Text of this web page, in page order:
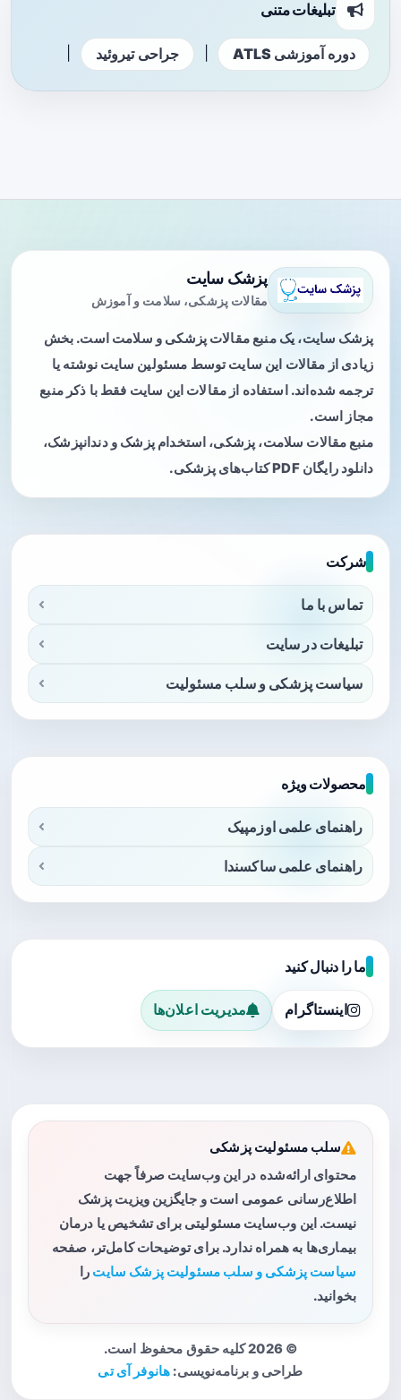
تبلیغات متنی
دوره آموزشی ATLS جراحی تیروئید
پزشک سایت
مقالات پزشکی، سلامت و آموزش
پزشک سایت، یک منبع مقالات پزشکی و سلامت است. بخش
زیادی از مقالات این سایت توسط مسئولین سایت نوشته یا
ترجمه شده‌اند. استفاده از مقالات این سایت فقط با ذکر منبع
مجاز است.
منبع مقالات سلامت، پزشکی، استخدام پزشک و دندانپزشک،
دانلود رایگان PDF کتاب‌های پزشکی.
شرکت
تماس با ما
تبلیغات در سایت
سیاست پزشکی و سلب مسئولیت
محصولات ویژه
راهنمای علمی اوزمپیک
راهنمای علمی ساکسندا
ما را دنبال کنید
اینستاگرام مدیریت اعلان‌ها
سلب مسئولیت پزشکی
محتوای ارائه‌شده در این وب‌سایت صرفاً جهت
اطلاع‌رسانی عمومی است و جایگزین ویزیت پزشک
نیست. این وب‌سایت مسئولیتی برای تشخیص یا درمان
بیماری‌ها به همراه ندارد. برای توضیحات کامل‌تر، صفحه
سیاست پزشکی و سلب مسئولیت پزشک سایت را
بخوانید.
© 2026 کلیه حقوق محفوظ است.
طراحی و برنامه‌نویسی: هانوفر آی تی